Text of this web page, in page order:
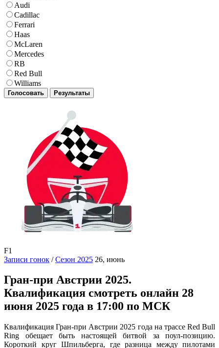
Audi
Cadillac
Ferrari
Haas
McLaren
Mercedes
RB
Red Bull
Williams
Голосовать Результаты
F1
Записи гонок /Сезон 2025 26, июнь
Гран-при Австрии 2025.
Квалификация смотреть онлайн 28
июня 2025 года в 17:00 по МСК
Квалификация Гран-при Австрии 2025 года на трассе Red Bull
Ring обещает быть настоящей битвой за поул-позицию.
Короткий круг Шпильберга, где разница между пилотами